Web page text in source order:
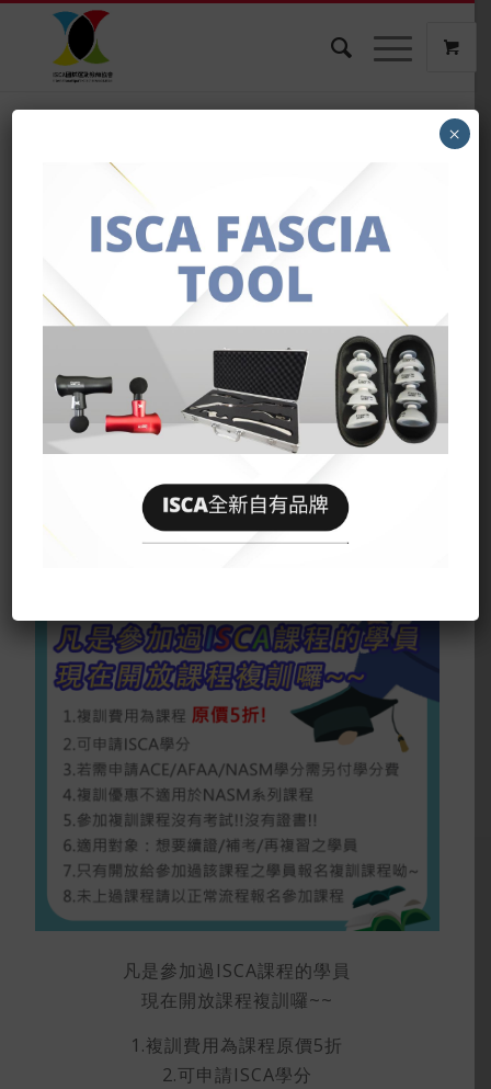
凡是參加過ISCA課程的學
員 現在開放課程複訓囉~~
凡是參加過ISCA課程的學員
現在開放課程複訓囉~~
1.複訓費用為課程原價5折
2.可申請ISCA學分
×